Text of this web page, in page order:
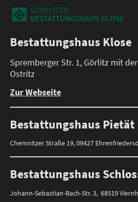
Bestattungshaus Klose
Spremberger Str. 1, Görlitz mit
Ostritz
Zur Webseite
Bestattungshaus Pietät
Chemnitzer Straße 19, 09427
Bestattungshaus
Johann-Sebastian-Bach-Str. 3, 68519